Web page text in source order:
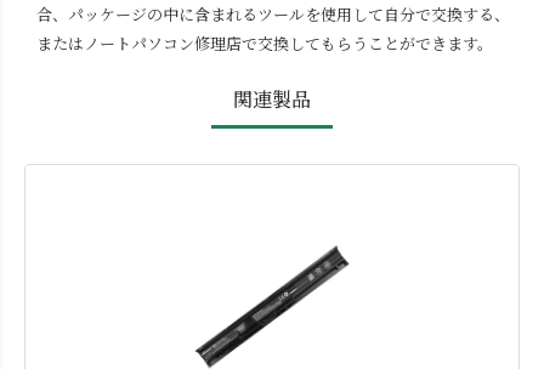
合、パッケージの中に含まれるツールを使用して自分で交換する、
またはノートパソコン修理店で交換してもらうことができます。
関連製品